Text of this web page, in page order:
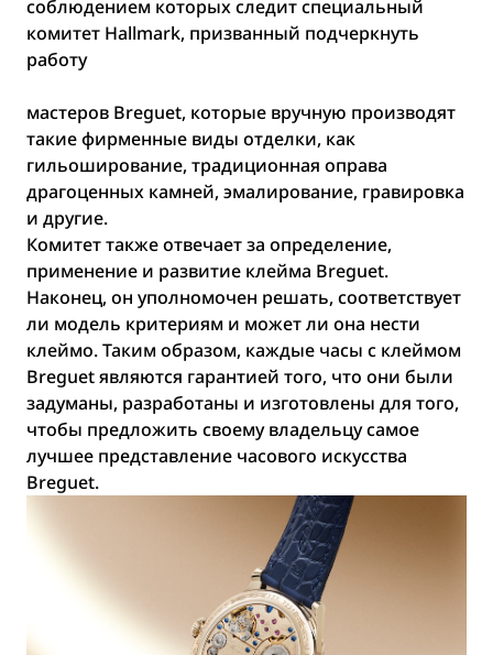
соблюдением которых следит специальный
комитет Hallmark, призванный подчеркнуть
работу
мастеров Breguet, которые вручную производят
такие фирменные виды отделки, как
гильоширование, традиционная оправа
драгоценных камней, эмалирование, гравировка
и другие.
Комитет также отвечает за определение,
применение и развитие клейма Breguet.
Наконец, он уполномочен решать, соответствует
ли модель критериям и может ли она нести
клеймо. Таким образом, каждые часы с клеймом
Breguet являются гарантией того, что они были
задуманы, разработаны и изготовлены для того,
чтобы предложить своему владельцу самое
лучшее представление часового искусства
Breguet.